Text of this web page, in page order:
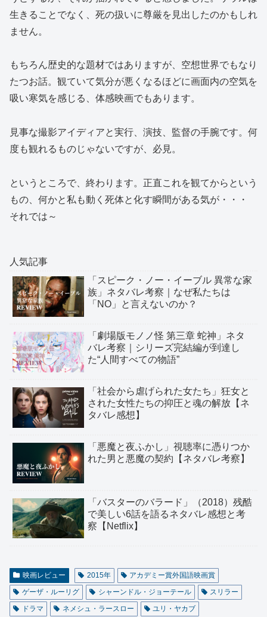
生きることでなく、死の扱いに尊厳を見出したのかもしれ
ません。
もちろん歴史的な題材ではありますが、空想世界でもなり
たつお話。観ていて気分が悪くなるほどに画面内の空気を
吸い寒気を感じる、体感映画でもあります。
見事な撮影アイディアと実行、演技、監督の手腕です。何
度も観れるものじゃないですが、必見。
というところで、終わります。正直これを観てからという
もの、何かと私も動く死体と化す瞬間がある気が・・・
それでは～
人気記事
「スピーク・ノー・イーブル 異常な家
族」ネタバレ考察｜なぜ私たちは
「NO」と言えないのか？
「劇場版モノノ怪 第三章 蛇神」ネタ
バレ考察｜シリーズ完結編が到達し
た“人間すべての物語”
「社会から虐げられた女たち」狂女と
された女性たちの抑圧と魂の解放【ネ
タバレ感想】
「悪魔と夜ふかし」視聴率に憑りつか
れた男と悪魔の契約【ネタバレ考察】
「バスターのバラード」（2018）残酷
で美しい6話を語るネタバレ感想と考
察【Netflix】
映画レビュー 2015年
アカデミー賞外国語映画賞
ゲーザ・ルーリグ
シャーンドル・ジョーテール
スリラー
ドラマ
ネメシュ・ラースロー
ユリ・ヤカブ